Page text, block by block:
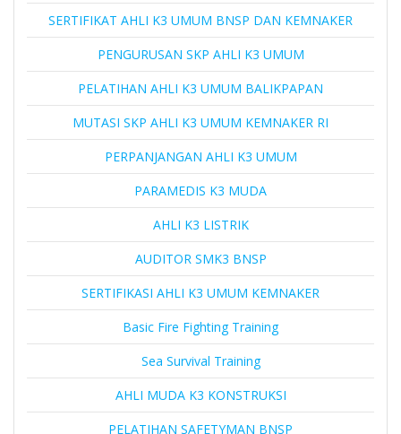
SERTIFIKAT AHLI K3 UMUM BNSP DAN KEMNAKER
PENGURUSAN SKP AHLI K3 UMUM
PELATIHAN AHLI K3 UMUM BALIKPAPAN
MUTASI SKP AHLI K3 UMUM KEMNAKER RI
PERPANJANGAN AHLI K3 UMUM
PARAMEDIS K3 MUDA
AHLI K3 LISTRIK
AUDITOR SMK3 BNSP
SERTIFIKASI AHLI K3 UMUM KEMNAKER
Basic Fire Fighting Training
Sea Survival Training
AHLI MUDA K3 KONSTRUKSI
PELATIHAN SAFETYMAN BNSP